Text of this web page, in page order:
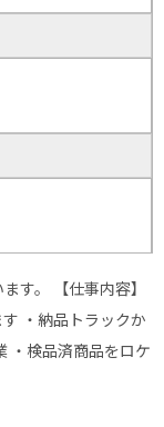
す。 【仕事内容】
・納品トラックか
・検品済商品をロケ